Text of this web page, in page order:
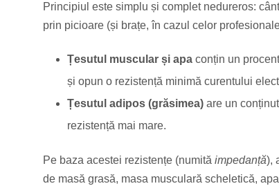
Principiul este simplu și complet nedureros:
prin picioare (și brațe, în cazul celor
Țesutul muscular și apa conțin un
și opun o rezistență minimă curentului
Țesutul adipos (grăsimea) are un
rezistență mai mare.
Pe baza acestei rezistențe (numită impedanță),
de masă grasă, masa musculară scheletică,